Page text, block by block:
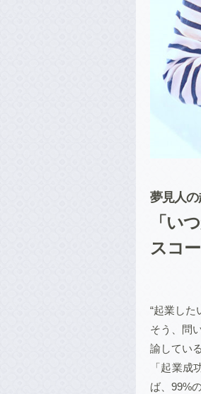
夢見人
「い
スコ
“起業した
そう、問
諭している
「起業
ば、99%